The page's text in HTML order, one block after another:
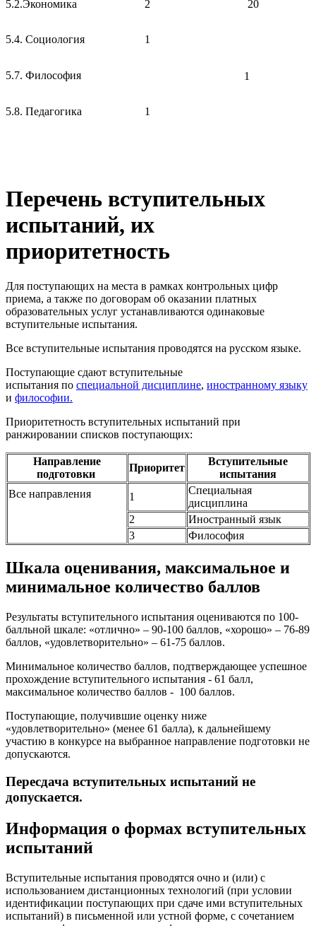
5.2.Экономика 2 20
5.4. Социология 1
5.7. Философия 1
5.8. Педагогика 1
Перечень вступительных
испытаний, их
приоритетность
Для поступающих на места в рамках контрольных цифр
приема, а также по договорам об оказании платных
образовательных услуг устанавливаются одинаковые
вступительные испытания.
Все вступительные испытания проводятся на русском языке.
Поступающие сдают вступительные
испытания по специальной дисциплине, иностранному языку
и философии.
Приоритетность вступительных испытаний при
ранжировании списков поступающих:
Направление
подготовки
Приоритет
Вступительные
испытания
Все направления
1
Специальная
дисциплина
2
Иностранный язык
3
Философия
Шкала оценивания, максимальное и
минимальное количество баллов
Результаты вступительного испытания оцениваются по 100-
балльной шкале: «отлично» – 90-100 баллов, «хорошо» – 76-89
баллов, «удовлетворительно» – 61-75 баллов.
Минимальное количество баллов, подтверждающее успешное
прохождение вступительного испытания - 61 балл,
максимальное количество баллов - 100 баллов.
Поступающие, получившие оценку ниже
«удовлетворительно» (менее 61 балла), к дальнейшему
участию в конкурсе на выбранное направление подготовки не
допускаются.
Пересдача вступительных испытаний не
допускается.
Информация о формах вступительных
испытаний
Вступительные испытания проводятся очно и (или) с
использованием дистанционных технологий (при условии
идентификации поступающих при сдаче ими вступительных
испытаний) в письменной или устной форме, с сочетанием